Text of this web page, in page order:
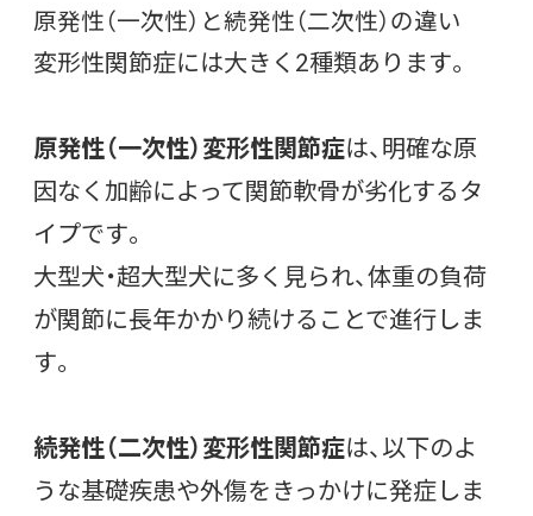
原発性（一次性）と続発性（二次性）の違い
変形性関節症には大きく2種類あります。
原発性（一次性）変形性関節症は、明確な原
因なく加齢によって関節軟骨が劣化するタ
イプです。
大型犬・超大型犬に多く見られ、体重の負荷
が関節に長年かかり続けることで進行しま
す。
続発性（二次性）変形性関節症は、以下のよ
うな基礎疾患や外傷をきっかけに発症しま